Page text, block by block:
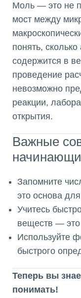
Моль — это не
мост между
понять,
содержится в
проведение
невозможно
реакции,
открытия.
Важные
Запомните
это основа
Учитесь
веществ — это
Используйте
быстрого
Теперь вы
понимать!